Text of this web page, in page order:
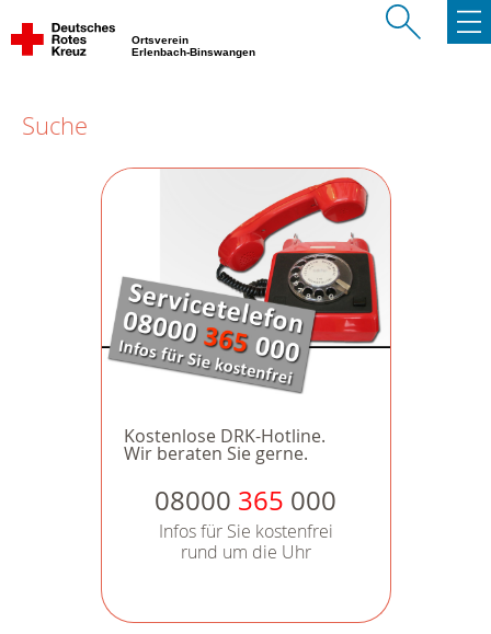
Ortsverein
Erlenbach-Binswangen
Suche
Kostenlose DRK-Hotline.
Wir beraten Sie gerne.
08000 365 000
Infos für Sie kostenfrei
rund um die Uhr